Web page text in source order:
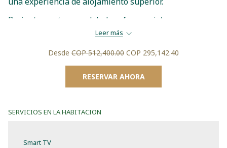
contenido
Recientemente remodeladas ofrecen vistas
panorámicas exclusivas a la capital del Valle del Cauca,
equipadas con una cama King Size. y ventanas
plana, mesa de trabajo, plancha con tabla, cajilla de
Leer más
Desde COP 512,400.00 COP 295,142.40
RESERVAR AHORA
SERVICIOS EN LA HABITACION
Smart TV